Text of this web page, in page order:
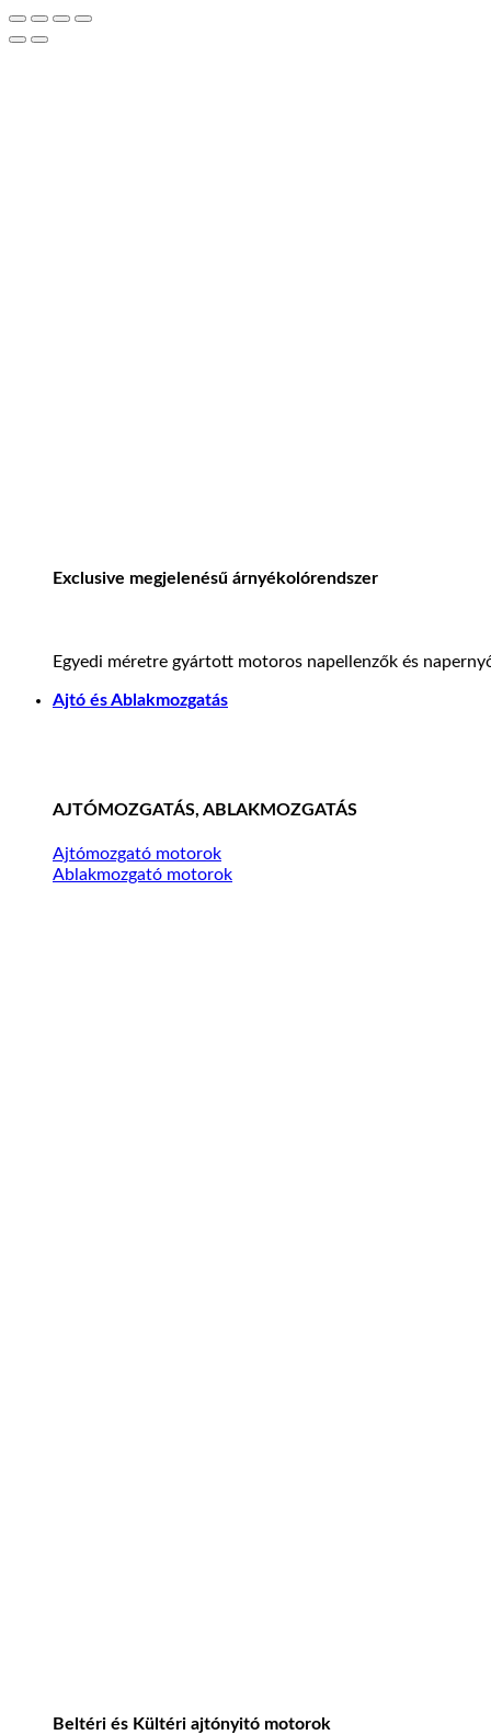
Exclusive megjelenésű árnyékolórendszer
Egyedi méretre gyártott motoros napellenzők és
Ajtó és Ablakmozgatás
AJTÓMOZGATÁS, ABLAKMOZGATÁS
Ajtómozgató motorok
Ablakmozgató motorok
Beltéri és Kültéri ajtónyitó motorok